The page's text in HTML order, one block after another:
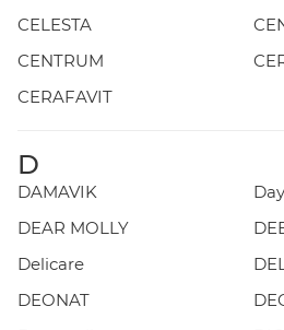
CELESTA
CENTRUM
CERAFAVIT
D
DAMAVIK
DEAR MOLLY
Delicare
DEONAT